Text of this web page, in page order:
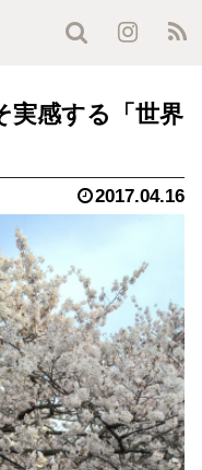
実感する「世界
2017.04.16